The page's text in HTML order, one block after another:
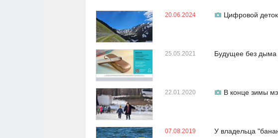
20.06.2024 Цифровой
25.05.2021 Будущее без дыма
22.01.2020 В конце зимы
07.08.2019 У владельца